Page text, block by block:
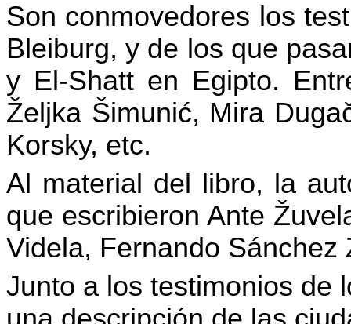
Son conmovedores los
Bleiburg, y de los que
y El-Shatt en Egipto.
Željka Šimunić, Mira
Korsky, etc.
Al material del libro, la
que escribieron Ante
Videla, Fernando Sánchez
Junto a los testimonios de